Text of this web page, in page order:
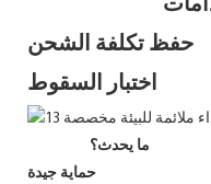
الشحن
اختبار السقوط
حماية جيدة